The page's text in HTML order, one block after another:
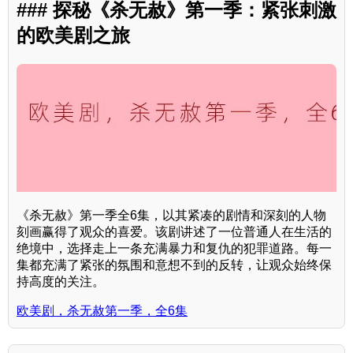
### 探秘《杀无赦》第一季：紧张刺激
的欧美剧之旅
《杀无赦》第一季全6集，以其紧凑的剧情和深刻的人物
刻画赢得了观众的喜爱。该剧讲述了一位普通人在生活的
绝境中，选择走上一条充满暴力和复仇的犯罪道路。每一
集都充满了紧张的氛围和意想不到的反转，让观众始终保
持高度的关注。
欧美剧，杀无赦第一季，全6集